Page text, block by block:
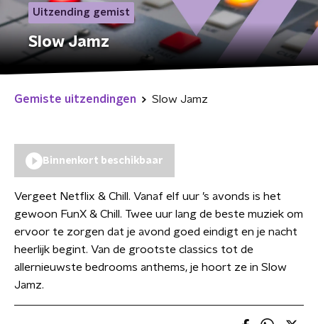
Uitzending gemist
Slow Jamz
Gemiste uitzendingen Slow Jamz
Binnenkort beschikbaar
Vergeet Netflix & Chill. Vanaf elf uur ’s avonds is het
gewoon FunX & Chill. Twee uur lang de beste muziek om
ervoor te zorgen dat je avond goed eindigt en je nacht
heerlijk begint. Van de grootste classics tot de
allernieuwste bedrooms anthems, je hoort ze in Slow
Jamz.